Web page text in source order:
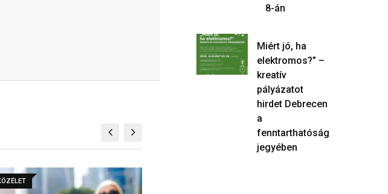
8-án
Miért jó, ha
elektromos?” –
kreatív
pályázatot
hirdet Debrecen
a
fenntarthatóság
jegyében